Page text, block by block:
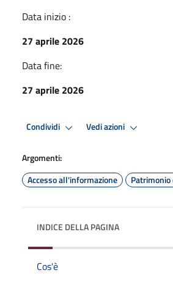
Data inizio :
27 aprile 2026
Data fine:
27 aprile 2026
Condividi Vedi azioni
Argomenti:
Accesso all'informazione
INDICE DELLA PAGINA
Cos'è